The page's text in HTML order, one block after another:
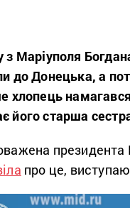
з Маріуполя
до Донецька, а
хлопець
його старша
про це,